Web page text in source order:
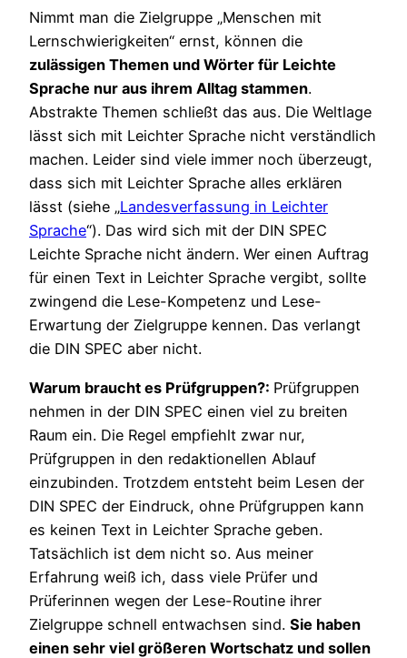
Nimmt man die Zielgruppe „Menschen mit
Lernschwierigkeiten“ ernst, können die
zulässigen Themen und Wörter für Leichte
Sprache nur aus ihrem Alltag stammen.
Abstrakte Themen schließt das aus. Die Weltlage
lässt sich mit Leichter Sprache nicht verständlich
machen. Leider sind viele immer noch überzeugt,
dass sich mit Leichter Sprache alles erklären
lässt (siehe „Landesverfassung in Leichter
Sprache“). Das wird sich mit der DIN SPEC
Leichte Sprache nicht ändern. Wer einen Auftrag
für einen Text in Leichter Sprache vergibt, sollte
zwingend die Lese-Kompetenz und Lese-
Erwartung der Zielgruppe kennen. Das verlangt
die DIN SPEC aber nicht.
Warum braucht es Prüfgruppen?: Prüfgruppen
nehmen in der DIN SPEC einen viel zu breiten
Raum ein. Die Regel empfiehlt zwar nur,
Prüfgruppen in den redaktionellen Ablauf
einzubinden. Trotzdem entsteht beim Lesen der
DIN SPEC der Eindruck, ohne Prüfgruppen kann
es keinen Text in Leichter Sprache geben.
Tatsächlich ist dem nicht so. Aus meiner
Erfahrung weiß ich, dass viele Prüfer und
Prüferinnen wegen der Lese-Routine ihrer
Zielgruppe schnell entwachsen sind. Sie haben
einen sehr viel größeren Wortschatz und sollen